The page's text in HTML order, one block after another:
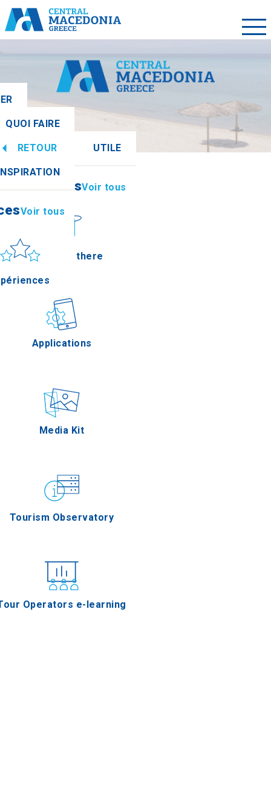
QUOI FAIRE
RETOUR UTILE
Voir tous
How to get there
Applications
Media Kit
Tourism Observatory
Operators e-learning
Voir tous